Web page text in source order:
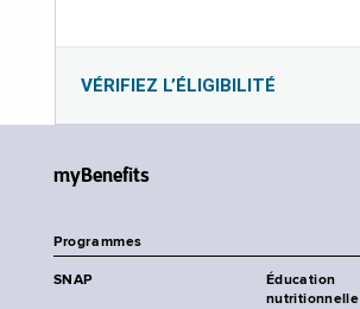
VÉRIFIEZ L’ÉLIGIBILITÉ
myBenefits
Programmes
SNAP
Éducation
nutritionnelle